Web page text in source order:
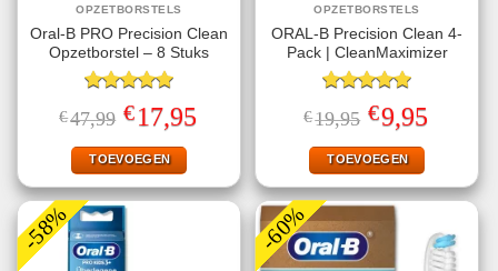
OPZETBORSTELS
Oral-B PRO Precision Clean
Opzetborstel – 8 Stuks
Gewaardeerd
5.00uit 5
€47,99 Oorspronkelijke
prijs
was:
€47,99.
€17,95prijs
TOEVOEGEN
OPZETBORSTELS
ORAL-B Precision Clean 4-
Pack | CleanMaximizer
Gewaardeerd
5.00uit 5
€19,95 Oorspronkelijke
prijs
was:
€19,95.
€9,95prijs
TOEVOEGEN
-58% -60%